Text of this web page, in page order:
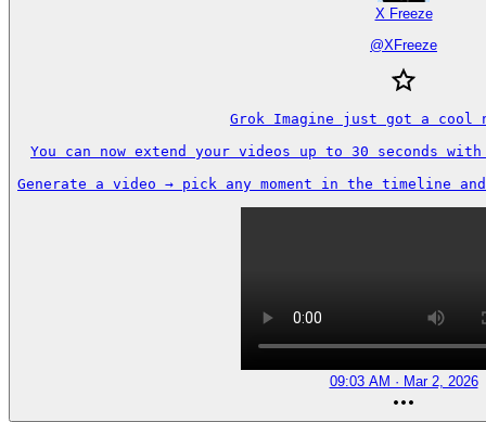
X Freeze
@XFreeze
Grok Imagine just got a cool
You can now extend your videos up to 30 seconds
Generate a video → pick any moment in the timeline
09:03 AM · Mar 2, 2026